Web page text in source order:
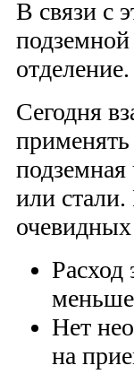
В связи с
отделение.
Сегодня
подземная
или
Расход
Нет
на